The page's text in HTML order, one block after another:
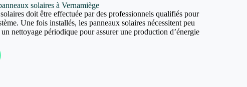
solaires à Vernamiège
doit être effectuée par des professionnels qualifiés pour
Une fois installés, les panneaux solaires nécessitent peu
nettoyage périodique pour assurer une production d’énergie